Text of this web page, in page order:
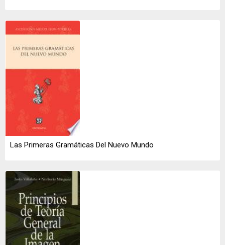
Las Primeras Gramáticas Del Nuevo Mundo